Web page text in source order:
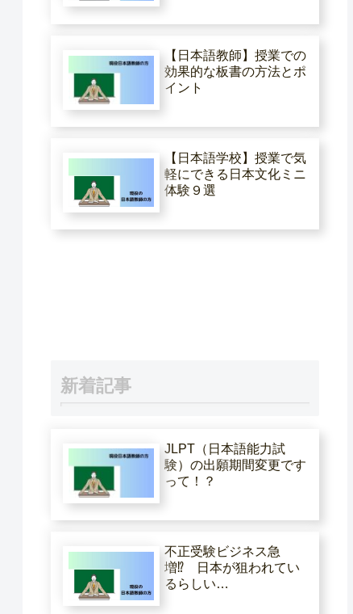
【日本語教師】授業での
効果的な板書の方法とポ
イント
【日本語学校】授業で気
軽にできる日本文化ミニ
体験９選
新着記事
JLPT（日本語能力試
験）の出願期間変更です
って！？
不正受験ビジネス急
増⁉ 日本が狙われてい
るらしい…